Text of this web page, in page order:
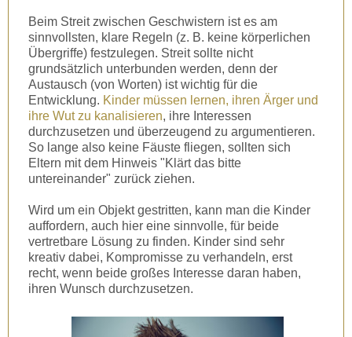
Beim Streit zwischen Geschwistern ist es am
sinnvollsten, klare Regeln (z. B. keine körperlichen
Übergriffe) festzulegen. Streit sollte nicht
grundsätzlich unterbunden werden, denn der
Austausch (von Worten) ist wichtig für die
Entwicklung. Kinder müssen lernen, ihren Ärger und
ihre Wut zu kanalisieren, ihre Interessen
durchzusetzen und überzeugend zu argumentieren.
So lange also keine Fäuste fliegen, sollten sich
Eltern mit dem Hinweis "Klärt das bitte
untereinander" zurück ziehen.
Wird um ein Objekt gestritten, kann man die Kinder
auffordern, auch hier eine sinnvolle, für beide
vertretbare Lösung zu finden. Kinder sind sehr
kreativ dabei, Kompromisse zu verhandeln, erst
recht, wenn beide großes Interesse daran haben,
ihren Wunsch durchzusetzen.